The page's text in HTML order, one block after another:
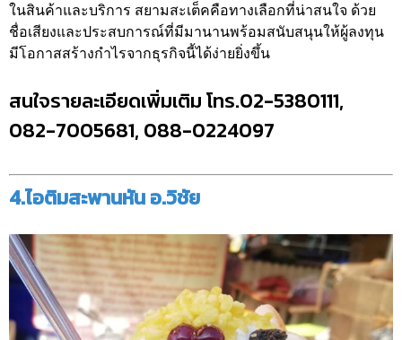
ในสินค้าและบริการ สยามสะเต็คคือทางเลือกที่น่าสนใจ ด้วย
ชื่อเสียงและประสบการณ์ที่มีมานานพร้อมสนับสนุนให้ผู้ลงทุน
มีโอกาสสร้างกำไรจากธุรกิจนี้ได้ง่ายยิ่งขึ้น
สนใจรายละเอียดเพิ่มเติม โทร.02-5380111,
082-7005681, 088-0224097
4.ไอติมสะพานหัน อ.วิชัย